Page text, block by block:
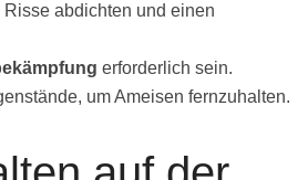
abdichten und einen
erforderlich sein.
um Ameisen fernzuhalten.